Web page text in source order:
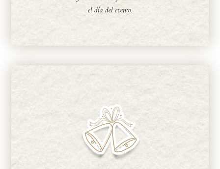
el día del evento.